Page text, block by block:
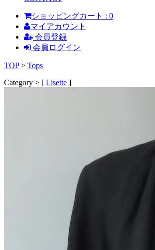
ショッピングカート : 0
マイアカウント
会員登録
会員ログイン
TOP > Tops
Category > [ Lisette ]